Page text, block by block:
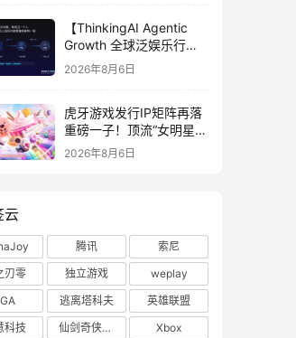
【ThinkingAI Agentic
Growth 全球泛娱乐行业
峰会】Agent 时代，人到
底负责什么
2026年8月6日
虎牙游戏发行IP矩阵再落
重磅一子！顶流“女明星”
ZANMANG LOOPY 正版
2026年8月6日
云
腾讯
索尼
刃零
独立游戏
weplay
逃离塔科夫
英雄联盟
科技
仙剑奇侠传四
Xbox